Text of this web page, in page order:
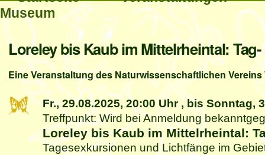
zur
Navigation
Museum
Benutzerspezifische
Werkzeuge
Loreley bis Kaub im Mittelrheintal:
Eine Veranstaltung des Naturwissenschaftlichen Vereins
Fr., 29.08.2025, 20:00 Uhr , bis Sonntag,
Treffpunkt: Wird bei Anmeldung
Loreley bis Kaub im Mittelrheintal:
Tagesexkursionen und Lichtfänge im